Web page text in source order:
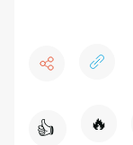
👍 🔥